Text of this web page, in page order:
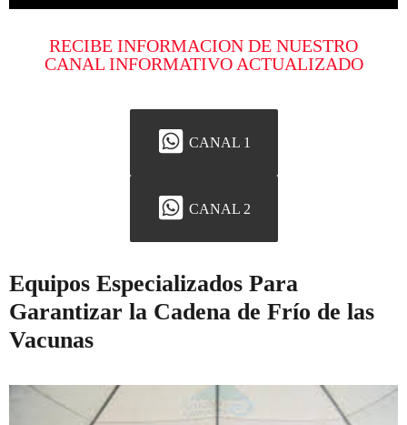
RECIBE INFORMACION DE NUESTRO
CANAL INFORMATIVO ACTUALIZADO
CANAL 1
CANAL 2
Equipos Especializados Para
Garantizar la Cadena de Frío de las
Vacunas